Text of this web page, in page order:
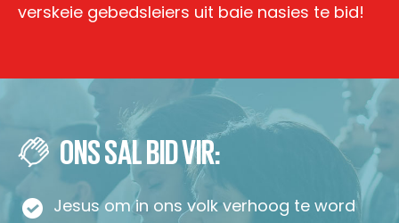
verskeie gebedsleiers uit baie nasies te bid!
ONS SAL BID VIR:
Jesus om in ons volk verhoog te word